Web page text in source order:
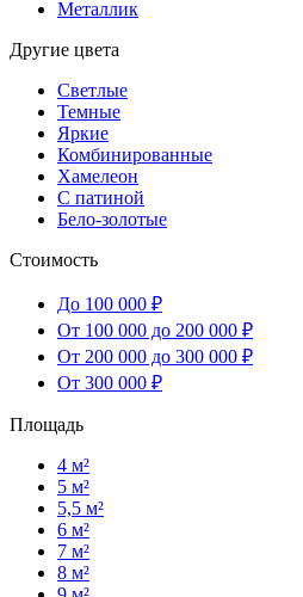
Металлик
Другие цвета
Светлые
Темные
Яркие
Комбинированные
Хамелеон
С патиной
Бело-золотые
Стоимость
До 100 000 ₽
От 100 000 до 200 000 ₽
От 200 000 до 300 000 ₽
От 300 000 ₽
Площадь
4 м²
5 м²
5,5 м²
6 м²
7 м²
8 м²